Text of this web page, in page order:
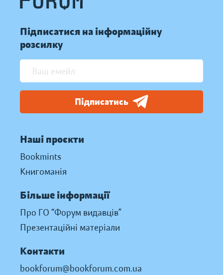
Підписатися на інформаційну
розсилку
Підписатись
Наші проєкти
Bookmints
Книгоманія
Більше інформації
Про ГО “Форум видавців”
Презентаційні матеріали
Контакти
bookforum@bookforum.com.ua